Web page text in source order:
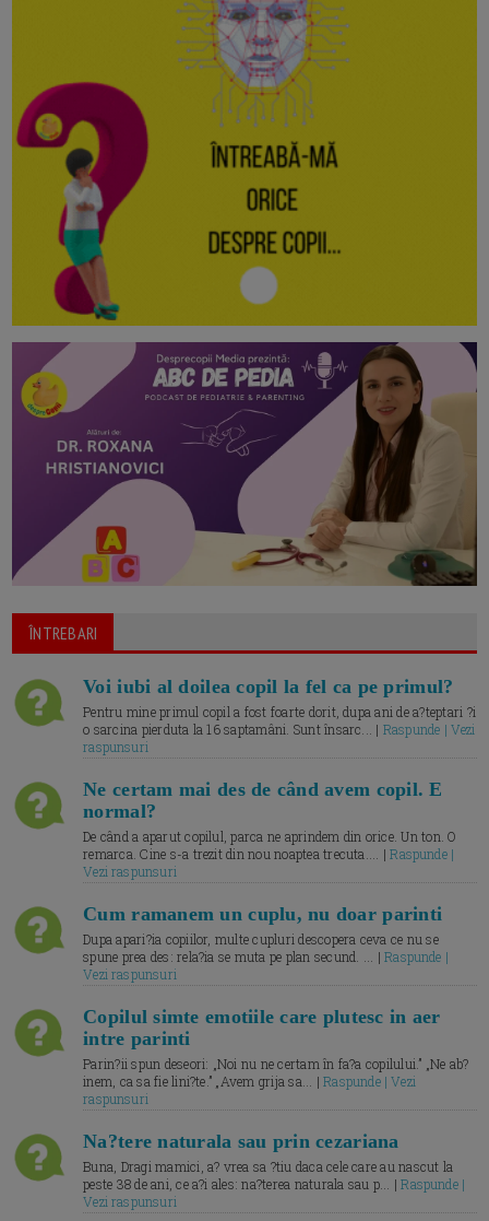
ÎNTREBARI
Voi iubi al doilea copil la fel ca pe primul?
Pentru mine primul copil a fost foarte dorit, dupa ani de a?teptari ?i
o sarcina pierduta la 16 saptamâni. Sunt însarc... | Raspunde | Vezi
raspunsuri
Ne certam mai des de când avem copil. E
normal?
De când a aparut copilul, parca ne aprindem din orice. Un ton. O
remarca. Cine s-a trezit din nou noaptea trecuta.... |Raspunde |
Vezi raspunsuri
Cum ramanem un cuplu, nu doar parinti
Dupa apari?ia copiilor, multe cupluri descopera ceva ce nu se
spune prea des: rela?ia se muta pe plan secund. ... |Raspunde |
Vezi raspunsuri
Copilul simte emotiile care plutesc in aer
intre parinti
Parin?ii spun deseori: „Noi nu ne certam în fa?a copilului.” „Ne ab?
inem, ca sa fie lini?te.” „Avem grija sa... |Raspunde | Vezi
raspunsuri
Na?tere naturala sau prin cezariana
Buna, Dragi mamici, a? vrea sa ?tiu daca cele care au nascut la
peste 38 de ani, ce a?i ales: na?terea naturala sau p... |Raspunde |
Vezi raspunsuri